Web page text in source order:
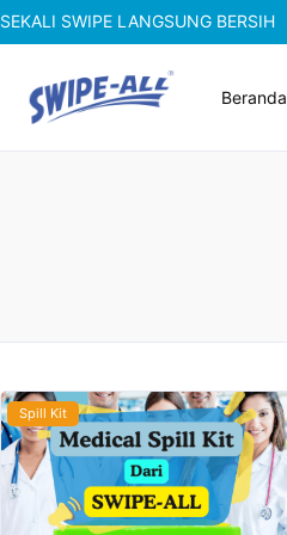
SEKALI SWIPE LANGSUNG BERSIH
Beranda
Spill Kit